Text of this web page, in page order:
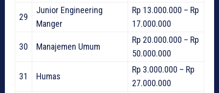
29
Junior Engineering
Manger
Rp 13.000.000 – Rp
17.000.000
30 Manajemen Umum
Rp 20.000.000 – Rp
50.000.000
31 Humas
Rp 3.000.000 – Rp
27.000.000